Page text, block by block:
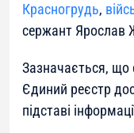
Красногрудь,
сержант Ярослав
Зазначається, що
Єдиний реєстр
підставі